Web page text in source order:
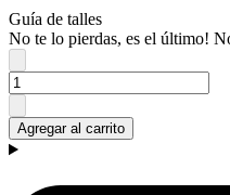
Guía de talles
No te lo pierdas, es el último!
Agregar al carrito